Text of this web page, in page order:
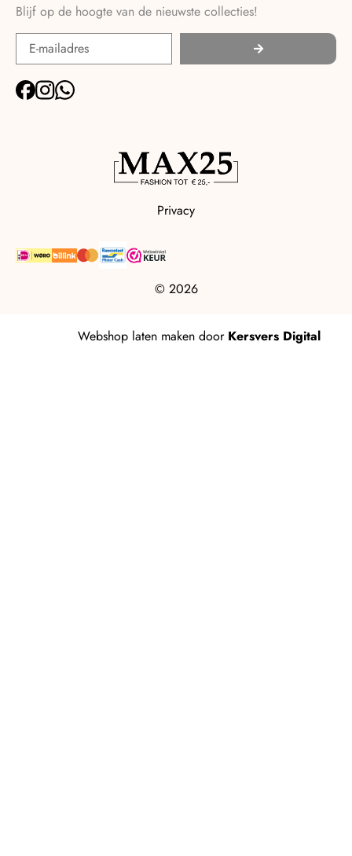
Blijf op de hoogte van de nieuwste collecties!
Privacy
© 2026
Webshop laten maken door Kersvers Digital